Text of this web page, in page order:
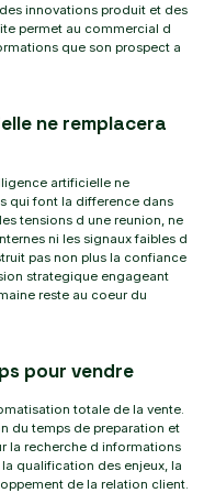
innovations produit et des
permet au commercial d
que son prospect a
ne remplacera
artificielle ne
qui font la difference dans
tensions d une reunion, ne
ni les signaux faibles d
pas non plus la confiance
strategique engageant
reste au coeur du
pour vendre
totale de la vente.
du temps de preparation et
la recherche d informations
qualification des enjeux, la
de la relation client.